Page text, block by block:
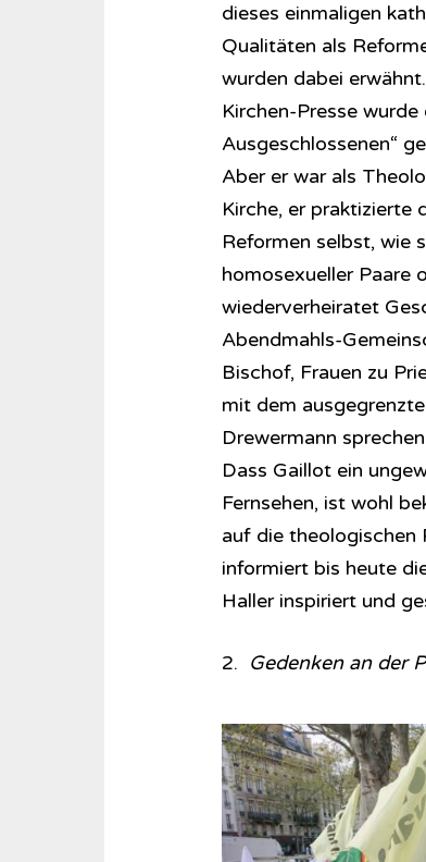
dieses einmaligen
Qualitäten als
wurden dabei
Kirchen-Presse
Ausgeschlossenen“
Aber er war als
Kirche, er praktizierte
Reformen selbst, wie
homosexueller Paare
wiederverheiratet
Abendmahls-
Bischof, Frauen zu
mit dem
Drewermann
Dass Gaillot ein
Fernsehen, ist wohl
auf die theologischen
informiert bis heute
Haller inspiriert und
2. Gedenken an der